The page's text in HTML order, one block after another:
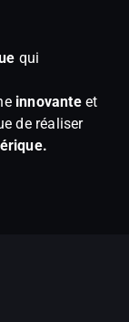
qui
innovanteet
de réaliser